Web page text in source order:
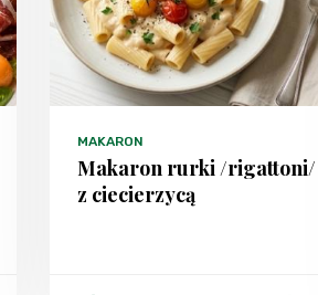
MAKARON
Makaron rurki /rigattoni/
z ciecierzycą